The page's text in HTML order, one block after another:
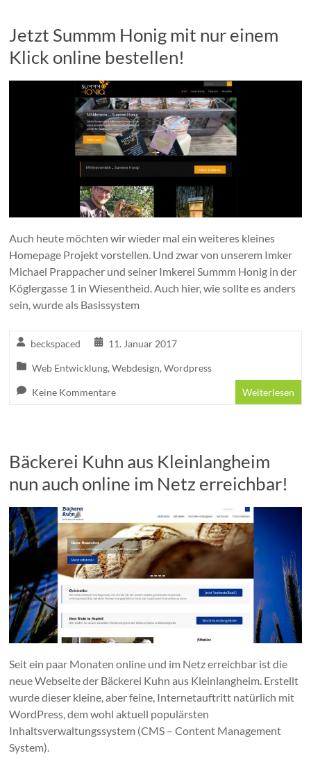
Jetzt Summm Honig mit nur einem
Klick online bestellen!
Auch heute möchten wir wieder mal ein weiteres kleines
Homepage Projekt vorstellen. Und zwar von unserem Imker
Michael Prappacher und seiner Imkerei Summm Honig in der
Köglergasse 1 in Wiesentheid. Auch hier, wie sollte es anders
sein, wurde als Basissystem
beckspaced 11. Januar 2017
Web Entwicklung,Webdesign,Wordpress
Keine Kommentare Weiterlesen
Bäckerei Kuhn aus Kleinlangheim
nun auch online im Netz erreichbar!
Seit ein paar Monaten online und im Netz erreichbar ist die
neue Webseite der Bäckerei Kuhn aus Kleinlangheim. Erstellt
wurde dieser kleine, aber feine, Internetauftritt natürlich mit
WordPress, dem wohl aktuell populärsten
Inhaltsverwaltungssystem (CMS – Content Management
System).